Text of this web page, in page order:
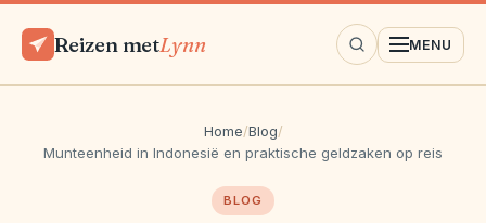
Reizen metLynn MENU
Home/Blog/
Munteenheid in Indonesië en praktische geldzaken op reis
BLOG